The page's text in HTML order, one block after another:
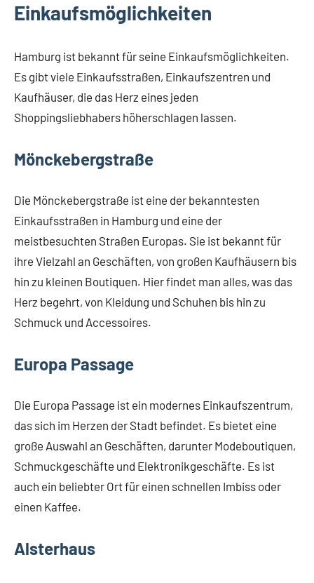
Einkaufsmöglichkeiten
Hamburg ist bekannt für seine Einkaufsmöglichkeiten.
Es gibt viele Einkaufsstraßen, Einkaufszentren und
Kaufhäuser, die das Herz eines jeden
Shoppingsliebhabers höherschlagen lassen.
Mönckebergstraße
Die Mönckebergstraße ist eine der bekanntesten
Einkaufsstraßen in Hamburg und eine der
meistbesuchten Straßen Europas. Sie ist bekannt für
ihre Vielzahl an Geschäften, von großen Kaufhäusern bis
hin zu kleinen Boutiquen. Hier findet man alles, was das
Herz begehrt, von Kleidung und Schuhen bis hin zu
Schmuck und Accessoires.
Europa Passage
Die Europa Passage ist ein modernes Einkaufszentrum,
das sich im Herzen der Stadt befindet. Es bietet eine
große Auswahl an Geschäften, darunter Modeboutiquen,
Schmuckgeschäfte und Elektronikgeschäfte. Es ist
auch ein beliebter Ort für einen schnellen Imbiss oder
einen Kaffee.
Alsterhaus